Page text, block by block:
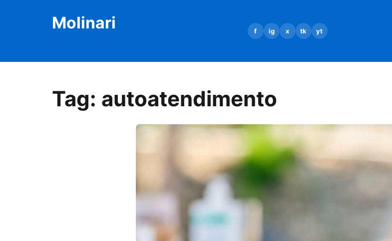
Molinari f ig x tk yt
Tag: autoatendimento